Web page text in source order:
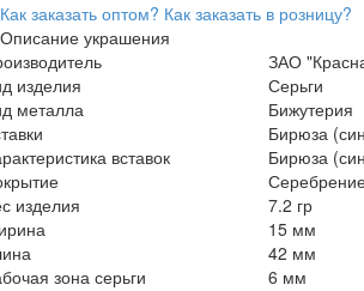
Как заказать оптом? Как заказать в розницу?
Описание украшения
ЗАО
изделия
Серьги
металла
Бижутерия
Бирюза
вставок
Бирюза
изделия
7.2 гр
15 мм
42 мм
зона серьги
6 мм